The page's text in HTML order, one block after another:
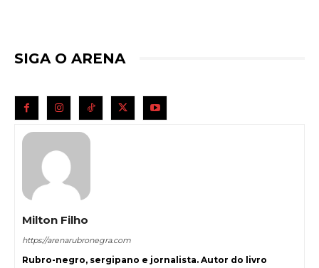
SIGA O ARENA
Milton Filho
https://arenarubronegra.com
Rubro-negro, sergipano e jornalista. Autor do livro